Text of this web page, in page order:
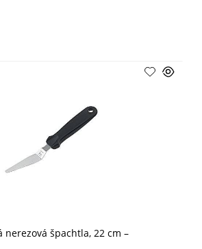
nerezová špachtla, 22 cm –